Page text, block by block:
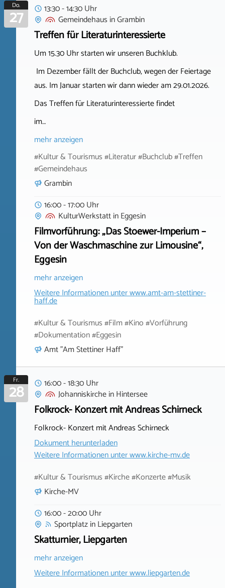
Do.
27
13:30 - 14:30 Uhr
Gemeindehaus inGrambin
Treffen für Literaturinteressierte
Um 15.30 Uhr starten wir unseren Buchklub.
Im Dezember fällt der Buchclub, wegen der Feiertage
aus. Im Januar starten wir dann wieder am 29.01.2026.
Das Treffen für Literaturinteressierte findet
im…
mehr anzeigen
#Kultur & Tourismus #Literatur #Buchclub #Treffen
#Gemeindehaus
Grambin
16:00 - 17:00 Uhr
KulturWerkstattinEggesin
Filmvorführung: „Das Stoewer-Imperium –
Von der Waschmaschine zur Limousine“,
Eggesin
mehr anzeigen
Weitere Informationen unterwww.amt-am-stettiner-
haff.de
#Kultur & Tourismus #Film #Kino #Vorführung
#Dokumentation #Eggesin
Amt "Am Stettiner Haff"
Fr.
28
16:00 - 18:30 Uhr
JohanniskircheinHintersee
Folkrock- Konzert mit Andreas Schirneck
Folkrock- Konzert mit Andreas Schirneck
Dokument herunterladen
Weitere Informationen unterwww.kirche-mv.de
#Kultur & Tourismus #Kirche #Konzerte #Musik
Kirche-MV
16:00 - 20:00 Uhr
SportplatzinLiepgarten
Skatturnier, Liepgarten
mehr anzeigen
Weitere Informationen unterwww.liepgarten.de